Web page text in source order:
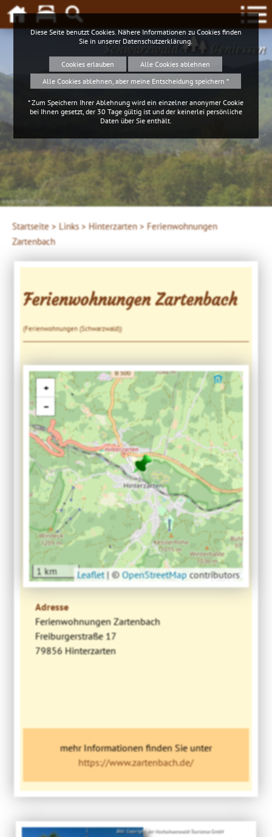
Schwarzwald Geniessen
4ws-netdesign
Startseite > Links > Hinterzarten > Ferienwohnungen
Zartenbach
Ferienwohnungen Zartenbach
(Ferienwohnungen (Schwarzwald))
+
−
1 km Leaflet | ©OpenStreetMap contributors
Adresse
Ferienwohnungen Zartenbach
Freiburgerstraße 17
79856 Hinterzarten
mehr Informationen finden Sie unter
https://www.zartenbach.de/
Bild: Copyright der Hochschwarzwald Tourismus GmbH
Diese Seite benutzt Cookies. Nähere Informationen zu Cookies finden
Sie in unserer Datenschutzerklärung
Cookies erlauben
Alle Cookies ablehnen
Alle Cookies ablehnen, aber meine Entscheidung speichern *
* Zum Speichern Ihrer Ablehnung wird ein einzelner anonymer Cookie
bei Ihnen gesetzt, der 30 Tage gültig ist und der keinerlei persönliche
Daten über Sie enthält.